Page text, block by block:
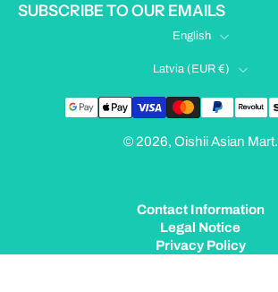
SUBSCRIBE TO OUR EMAILS
English
Latvia ‎(EUR €)‎
© 2026, Oishii Asian Mart.
Contact Information
Legal Notice
Privacy Policy